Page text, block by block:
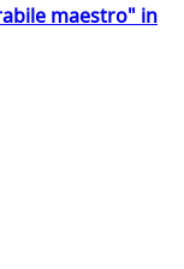
maestro" in